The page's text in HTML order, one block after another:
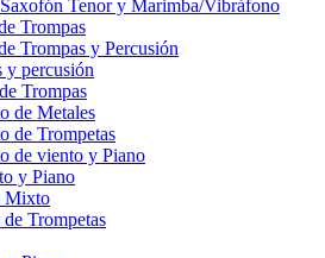
Tenor y Marimba/Vibráfono
Trompas
Trompas y Percusión
y percusión
Trompas
de Metales
de Trompetas
de viento y Piano
y Piano
Mixto
de Trompetas